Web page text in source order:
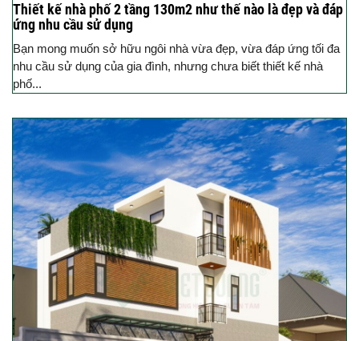
Thiết kế nhà phố 2 tầng 130m2 như thế nào là đẹp và đáp
ứng nhu cầu sử dụng
Bạn mong muốn sở hữu ngôi nhà vừa đẹp, vừa đáp ứng tối đa
nhu cầu sử dụng của gia đình, nhưng chưa biết thiết kế nhà
phố...